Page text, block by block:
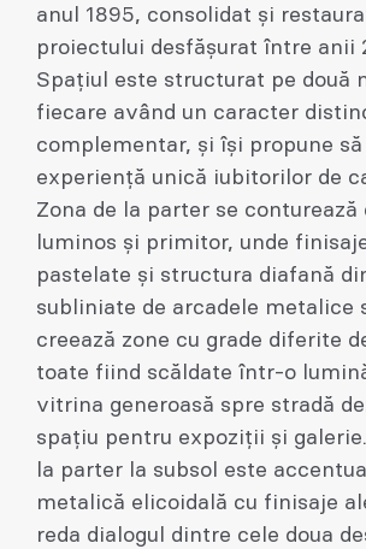
anul 1895, consolidat și
proiectului desfășurat între anii
Spațiul este structurat pe două
fiecare având un caracter
complementar, și își propune
experiență unică iubitorilor de
Zona de la parter se conturează
luminos și primitor, unde
pastelate și structura diafană
subliniate de arcadele metalice
creează zone cu grade diferite
toate fiind scăldate într-o
vitrina generoasă spre stradă
spațiu pentru expoziții și
la parter la subsol este
metalică elicoidală cu finisaje
reda dialogul dintre cele doua